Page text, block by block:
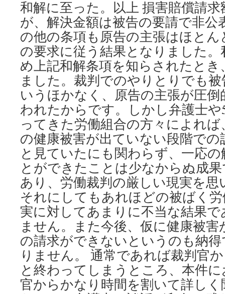
和解に至った。以上 損害賠償請
が、解決金額は被告の要請で非
の他の条項も原告の主張はほと
の要求に従う結果となりました
め上記和解条項を知らされたと
ました。裁判でのやりとりでも
いうほかなく、原告の主張が圧
われたからです。しかし弁護士
ってきた労働組合の方々によれ
の健康被害が出ていない段階で
と見ていたにも関わらず、一応
とができたことは少なからぬ成
あり、労働裁判の厳しい現実を
それにしてもあれほどの被ばく
実に対してあまりに不当な結果
ません。また今後、仮に健康被
の請求ができないというのも納
りません。 通常であれば裁判官
と終わってしまうところ、本件
官からかなり時間を割いて詳し